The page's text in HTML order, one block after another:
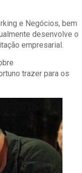
e Negócios, bem
desenvolve o
empresarial.
trazer para os